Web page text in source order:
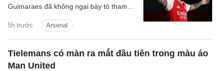
5h trước Arsenal
Guimaraes đã không ngại bày tỏ tham
tạo nên những điều lớn lao.
Tielemans có màn ra mắt đầu tiên trong màu áo
Man United